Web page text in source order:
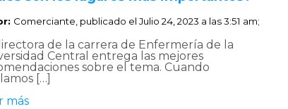
Comerciante, publicado el Julio 24, 2023 a las 3:51 am;
de la carrera de Enfermería de la
Central entrega las mejores
sobre el tema. Cuando
[…]
más